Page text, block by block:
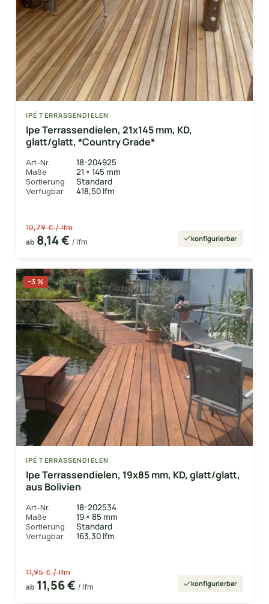
IPÉ TERRASSENDIELEN
Ipe Terrassendielen, 21x145 mm, KD,
glatt/glatt, *Country Grade*
Art-Nr. 18-204925
Maße 21 × 145 mm
Sortierung Standard
Verfügbar 418,50 lfm
10,79 € / lfm
ab 8,14 € / lfm konfigurierbar
−3 %
IPÉ TERRASSENDIELEN
Ipe Terrassendielen, 19x85 mm, KD, glatt/glatt,
aus Bolivien
Art-Nr. 18-202534
Maße 19 × 85 mm
Sortierung Standard
Verfügbar 163,30 lfm
11,95 € / lfm
ab 11,56 € / lfm konfigurierbar